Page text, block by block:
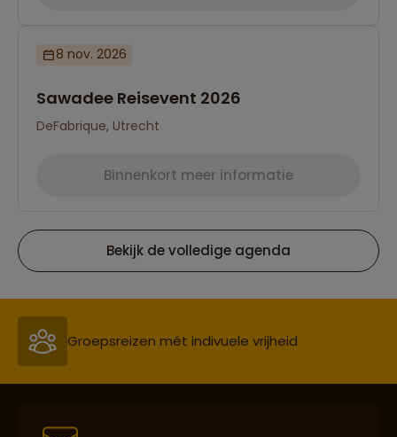
8 nov. 2026
Sawadee Reisevent 2026
DeFabrique, Utrecht
Binnenkort meer informatie
Bekijk de volledige agenda
Reizen met oog voor mens, cultuur en milieu
Groepsreizen mét indivuele vrijheid
Persoonlijk en deskundig reisadvies